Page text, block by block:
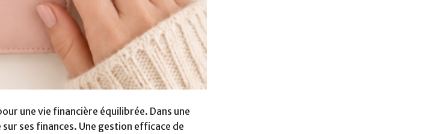
une vie financière équilibrée. Dans une
ses finances. Une gestion efficace de